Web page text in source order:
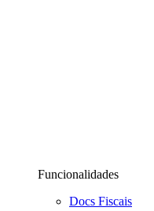
Funcionalidades
Docs Fiscais